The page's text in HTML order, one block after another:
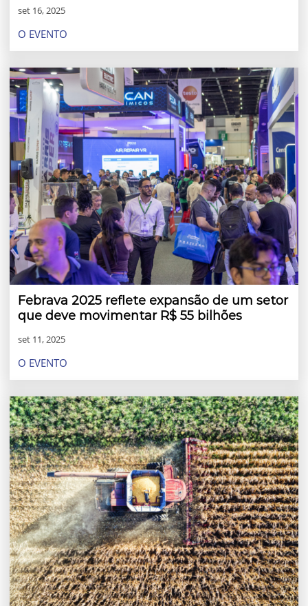
set 16, 2025
O EVENTO
Febrava 2025 reflete expansão de um setor
que deve movimentar R$ 55 bilhões
set 11, 2025
O EVENTO